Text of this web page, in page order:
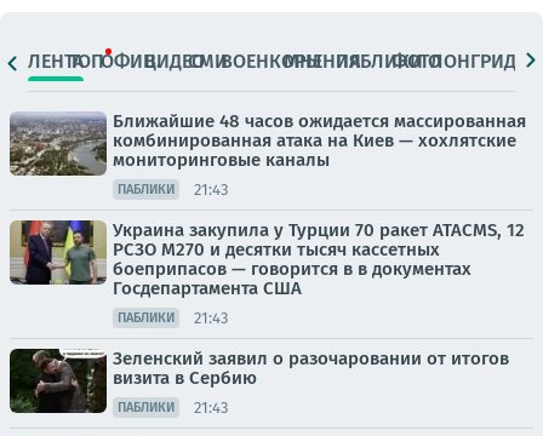
ЛЕНТАТОПОФИЦ.ВИДЕОСМИВОЕНКОРЫМНЕНИЯПАБЛИКИ
ФОТОЛОНГРИДЫ
Ближайшие 48 часов ожидается массированная
комбинированная атака на Киев — хохлятские
мониторинговые каналы
ПАБЛИКИ 21:43
Украина закупила у Турции 70 ракет ATACMS, 12
РСЗО M270 и десятки тысяч кассетных
боеприпасов — говорится в в документах
Госдепартамента США
ПАБЛИКИ 21:43
Зеленский заявил о разочаровании от итогов
визита в Сербию
ПАБЛИКИ 21:43